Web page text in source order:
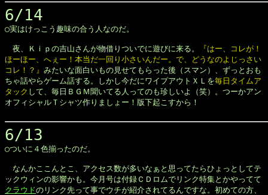
6/14
◯実はけっこう趣味の合う人なのだ。
夜、Ｋｉｐの吉山さんが物借りついでに遊びに来る。
『はー、コレが！
ほーほー、へぇー！本当だ一回り小さいんだー。で、どうなのよじっさい
コレ！？』 みたいな面白いもの見せてもらった後（スマン）、ずっとおも
ちゃ話やらゲーム話する。しかし今だにワイプアウトＸＬを毎日タイムア
タック して、毎日ＢＧＭ聞いてる人ってのも珍しいよ（笑）。つーかアン
オフィシャルＴシャツ作りましょー！版下起こすから！
6/13
◯ついに４色揃ったのだ。
なんかここんとこ、アクセス数が多いなぁと思ってたらひょっとしてテ
ックウィンの影響かも。今月号は付録ＣＤロムでリンク特集とかやってて
クラウドのリンク先って事でウチが紹介されてるんですな。初めての方、